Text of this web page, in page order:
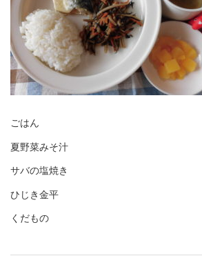
ごはん
夏野菜みそ汁
サバの塩焼き
ひじき金平
くだもの